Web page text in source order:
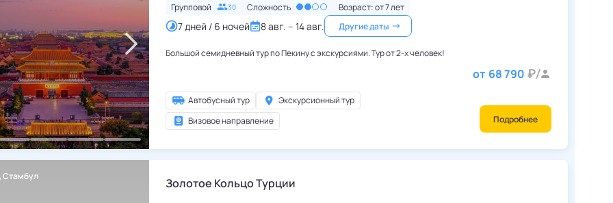
Групповой 30 Сложность Возраст: от7лет
7 дней / 6 ночей 8 авг. – 14 авг. Другие даты
Большой семидневный тур по Пекину с экскурсиями. Тур от 2-х человек!
Автобусный тур
Экскурсионный тур
Визовое направление
от 68 790
Подробнее
,Стамбул Золотое Кольцо Турции